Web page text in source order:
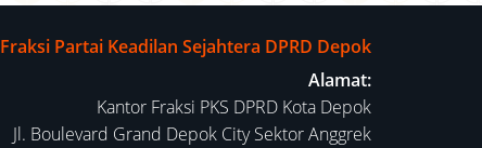
Fraksi Partai Keadilan Sejahtera DPRD Depok
Alamat:
Kantor Fraksi PKS DPRD Kota Depok
Jl. Boulevard Grand Depok City Sektor Anggrek